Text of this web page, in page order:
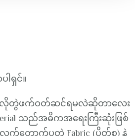
ါရှင်။
း ဘယ်လိုတွဲဖက်ဝတ်ဆင်ရမလဲဆိုတာလေး
သည်အဓိကအရေးကြီးဆုံးဖြစ်
င်လက်တောက်ပတဲ့ Fabric (ပိတ်စ) နဲ့